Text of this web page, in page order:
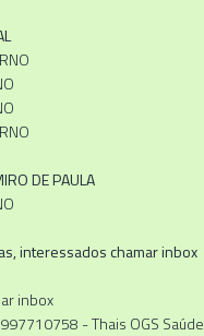
DE PAULA
interessados chamar inbox
inbox
- Thais OGS Saúde